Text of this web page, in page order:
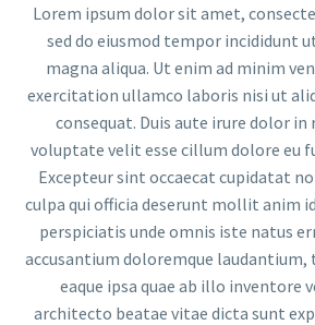
Lorem ipsum dolor sit amet,
sed do eiusmod tempor incididunt
magna aliqua. Ut enim ad minim
exercitation ullamco laboris nisi ut
consequat. Duis aute irure dolor
voluptate velit esse cillum dolore eu
Excepteur sint occaecat cupidatat
culpa qui officia deserunt mollit anim
perspiciatis unde omnis iste natus
accusantium doloremque
eaque ipsa quae ab illo inventore
architecto beatae vitae dicta sunt